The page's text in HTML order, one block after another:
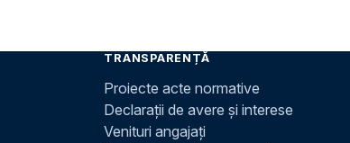
TRANSPARENȚĂ
Proiecte acte normative
Declarații de avere și interese
Venituri angajați